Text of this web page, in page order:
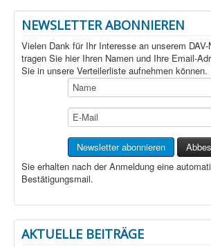
NEWSLETTER ABONNIEREN
Vielen Dank für Ihr Interesse an unserem
tragen Sie hier Ihren Namen und Ihre Email-
Sie in unsere Verteilerliste aufnehmen können.
Sie erhalten nach der Anmeldung eine
Bestätigungsmail.
AKTUELLE BEITRÄGE